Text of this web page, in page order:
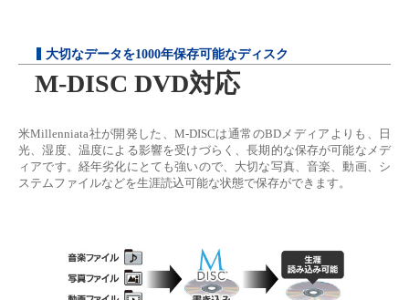
大切なデータを1000年保存可能なディスク
M-DISC DVD対応
米Millenniata社が開発した、M-DISCは通常のBDメディアよりも、日
光、湿度、温度による影響を受けづらく、長期的な保存が可能なメデ
ィアです。経年劣化にとても強いので、大切な写真、音楽、動画、シ
ステムファイルなどを生涯読込可能な状態で保存ができます。